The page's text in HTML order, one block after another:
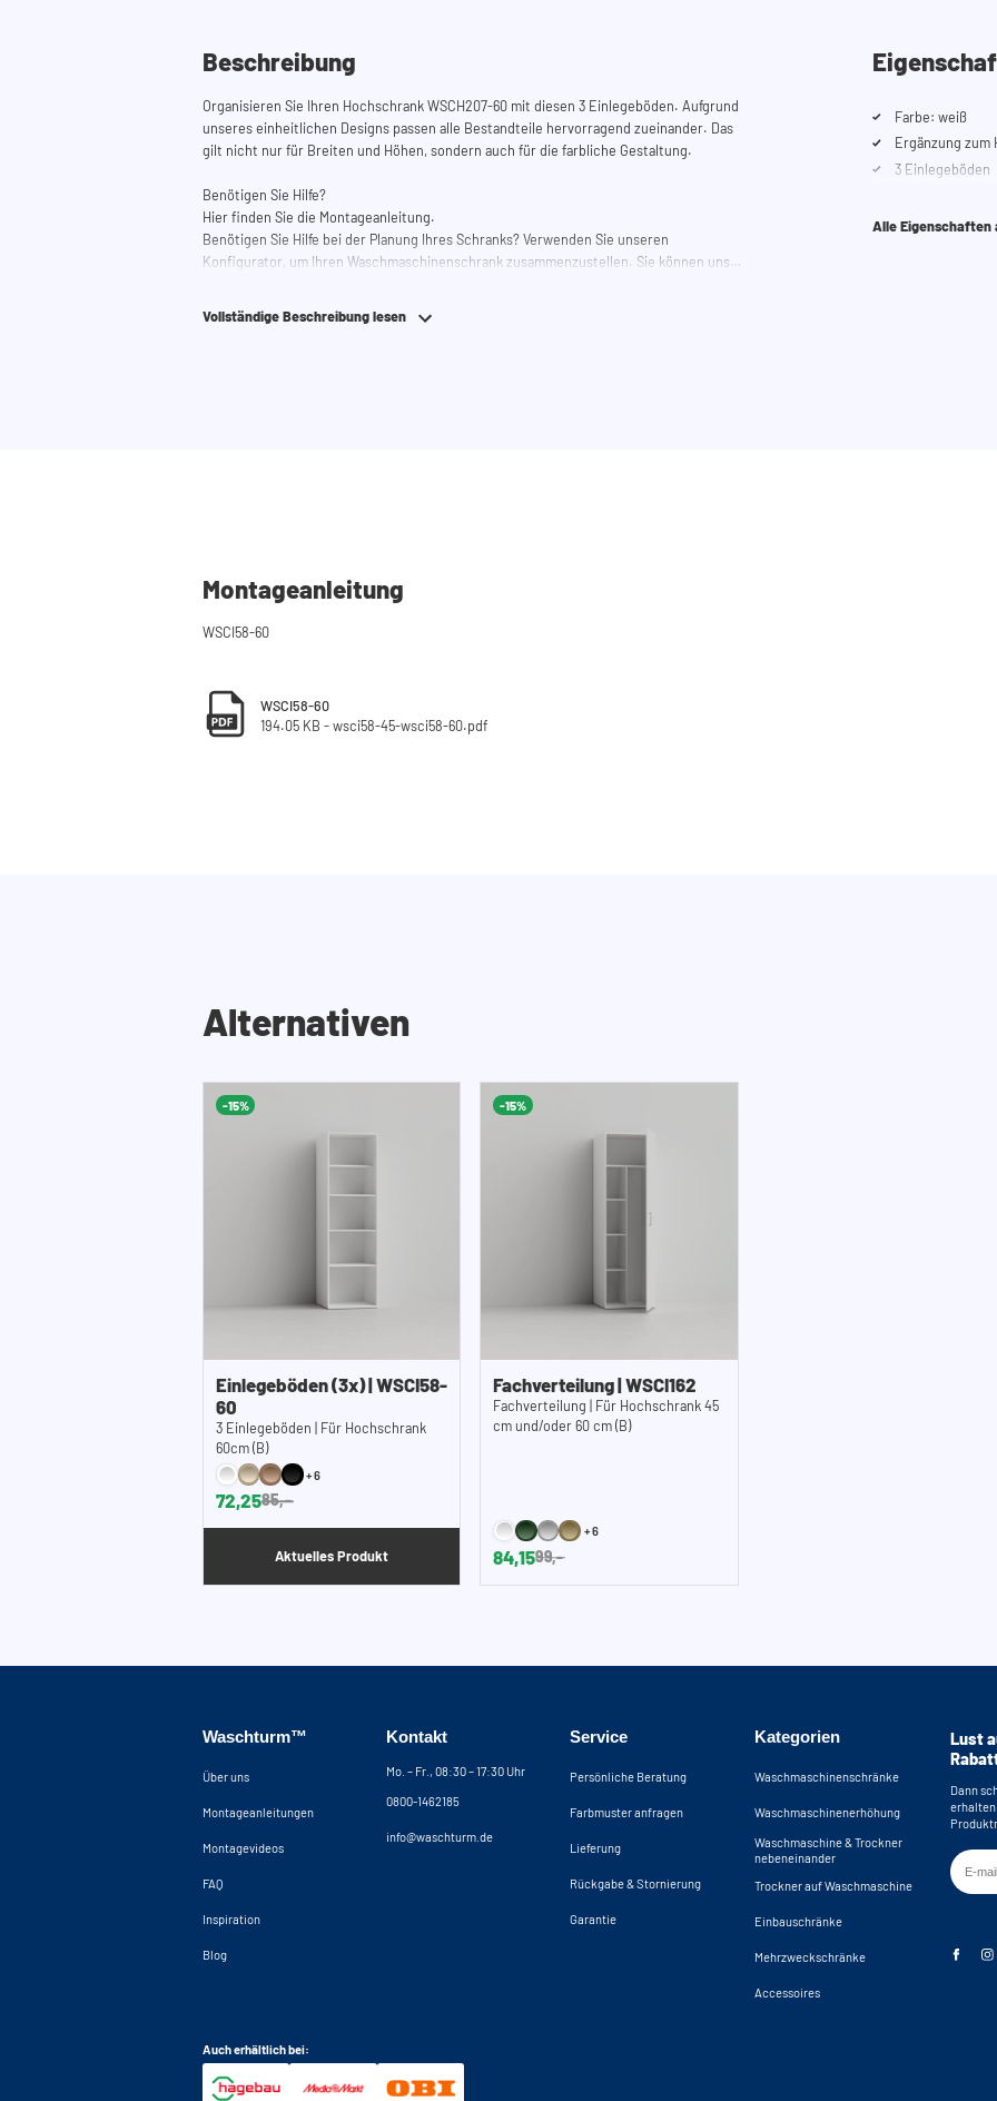
Beschreibung
Organisieren Sie Ihren Hochschrank WSCH207-60 mit diesen 3 Einlegeböden. Aufgrund
unseres einheitlichen Designs passen alle Bestandteile hervorragend zueinander. Das
gilt nicht nur für Breiten und Höhen, sondern auch für die farbliche Gestaltung.
Benötigen Sie Hilfe?
Hier finden Sie die Montageanleitung.
Benötigen Sie Hilfe bei der Planung Ihres Schranks? Verwenden Sie unseren
Konfigurator, um Ihren Waschmaschinenschrank zusammenzustellen. Sie können uns
Vollständige Beschreibung lesen
Farbe: weiß
Ergänzung zum
3 Einlegeböden
Alle Eigenschaften
Montageanleitung
WSCI58-60
WSCI58-60
194.05 KB - wsci58-45-wsci58-60.pdf
Alternativen
-15%
Einlegeböden (3x) | WSCI58-
60
3 Einlegeböden | Für Hochschrank
60cm (B)
+6
72,2585,-
Aktuelles Produkt
-15%
Fachverteilung | WSCI162
Fachverteilung | Für Hochschrank 45
cm und/oder 60 cm (B)
+6
84,1599,-
Waschturm™
Über uns
Montageanleitungen
Montagevideos
FAQ
Inspiration
Blog
Kontakt
Mo. – Fr., 08:30 – 17:30 Uhr
0800-1462185
info@waschturm.de
Service
Persönliche Beratung
Farbmuster anfragen
Lieferung
Rückgabe & Stornierung
Garantie
Kategorien
Waschmaschinenschränke
Waschmaschinenerhöhung
Waschmaschine & Trockner
nebeneinander
Trockner auf Waschmaschine
Einbauschränke
Mehrzweckschränke
Accessoires
Lust
Dann
erhalten
Auch erhältlich bei: